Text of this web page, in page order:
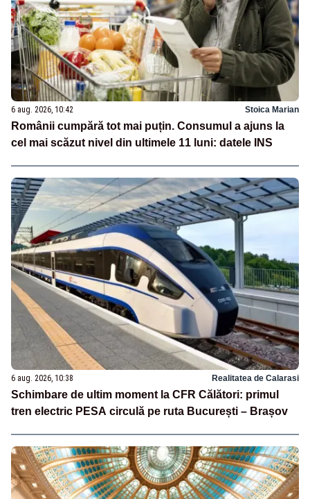
6 aug. 2026, 10:42 Stoica Marian
Românii cumpără tot mai puțin. Consumul a ajuns la
cel mai scăzut nivel din ultimele 11 luni: datele INS
6 aug. 2026, 10:38 Realitatea de Calarasi
Schimbare de ultim moment la CFR Călători: primul
tren electric PESA circulă pe ruta București – Brașov